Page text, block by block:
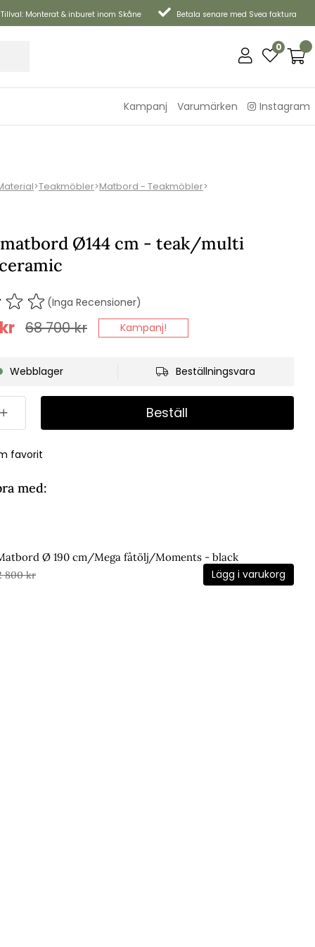
Tillval: Monterat & inburet inom Skåne Betala senare med Svea faktura
0
Kampanj Varumärken Instagram
>Teakmöbler>Matbord - Teakmöbler>
Ø144 cm - teak/multi
(Inga Recensioner)
68 700kr
kr Kampanj!
Webblager Beställningsvara
Beställ
favorit
med:
Ø 190 cm/Mega fåtölj/Moments - black
800 kr Lägg i varukorg